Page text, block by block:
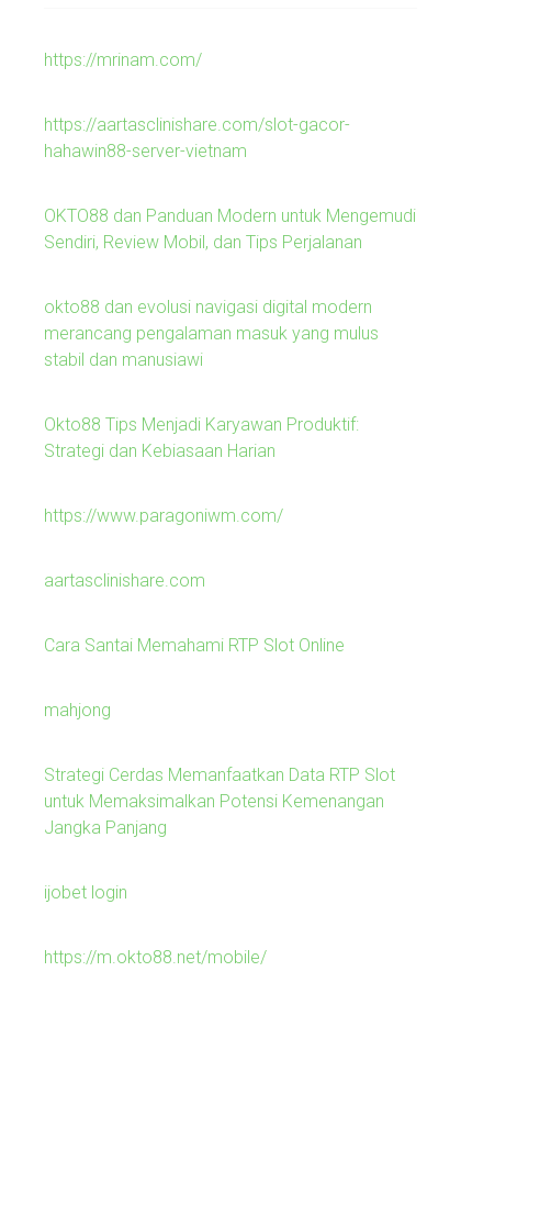
https://mrinam.com/
https://aartasclinishare.com/slot-gacor-
hahawin88-server-vietnam
OKTO88 dan Panduan Modern untuk Mengemudi
Sendiri, Review Mobil, dan Tips Perjalanan
okto88 dan evolusi navigasi digital modern
merancang pengalaman masuk yang mulus
stabil dan manusiawi
Okto88 Tips Menjadi Karyawan Produktif:
Strategi dan Kebiasaan Harian
https://www.paragoniwm.com/
aartasclinishare.com
Cara Santai Memahami RTP Slot Online
mahjong
Strategi Cerdas Memanfaatkan Data RTP Slot
untuk Memaksimalkan Potensi Kemenangan
Jangka Panjang
ijobet login
https://m.okto88.net/mobile/